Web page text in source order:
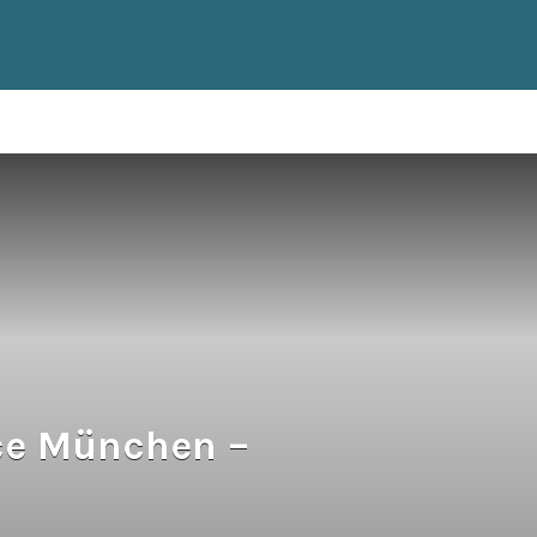
München –